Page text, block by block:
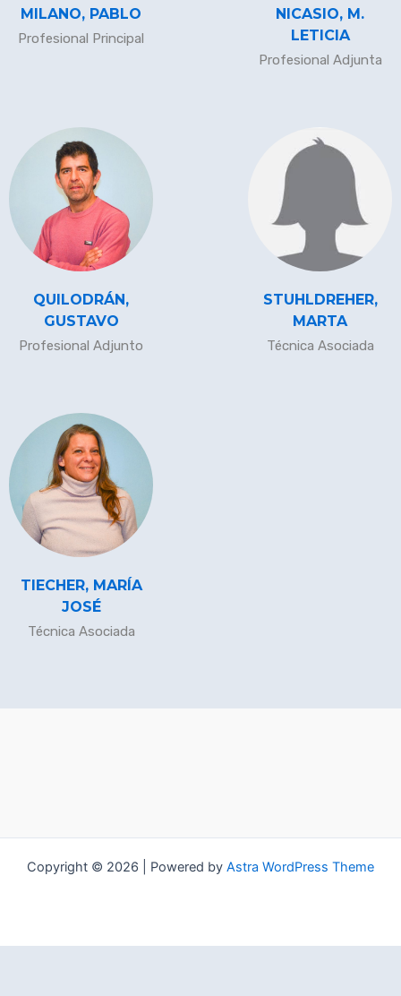
MILANO, PABLO
Profesional Principal
NICASIO, M.
LETICIA
Profesional Adjunta
QUILODRÁN,
GUSTAVO
Profesional Adjunto
STUHLDREHER,
MARTA
Técnica Asociada
TIECHER, MARÍA
JOSÉ
Técnica Asociada
Copyright © 2026 | Powered by Astra WordPress Theme